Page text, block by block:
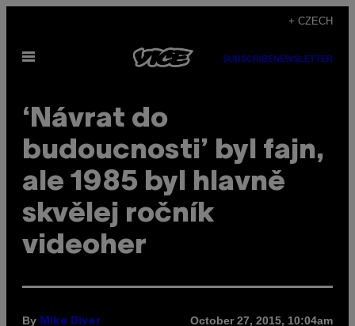
content
+ CZECH
Open
SUBSCRIBENEWSLETTER
‘Návrat do
budoucnosti’ byl fajn,
ale 1985 byl hlavně
skvělej ročník
videoher
By Mike Diver October 27, 2015, 10:04am